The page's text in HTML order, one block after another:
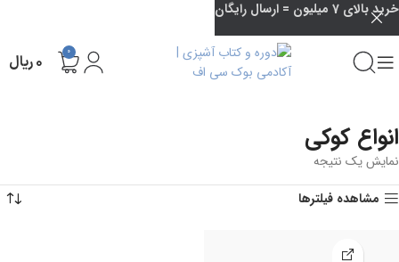
0 ۰ریال
انواع کوکی
نمایش یک نتیجه
مشاهده فیلترها
خرید بالای 7 میلیون = ارسال رایگان